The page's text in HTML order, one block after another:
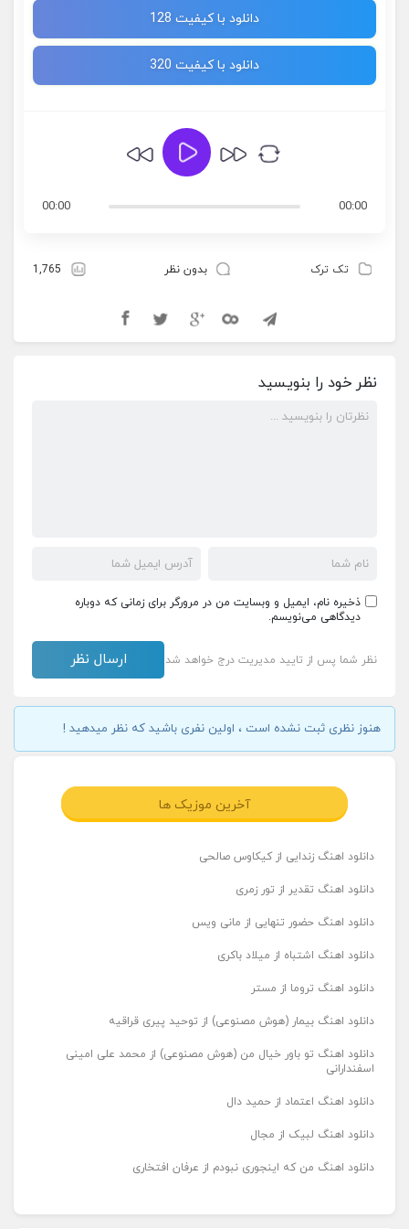
دانلود با کیفیت 128
دانلود با کیفیت 320
00:00
00:00
تک ترک بدون نظر 1,765
نظر خود را بنویسید
ذخیره نام، ایمیل و وبسایت من در مرورگر برای زمانی که دوباره
دیدگاهی می‌نویسم.
نظر شما پس از تایید مدیریت درج خواهد شد
هنوز نظری ثبت نشده است ، اولین نفری باشید که نظر میدهید !
آخرین موزیک ها
دانلود اهنگ زندایی از کیکاوس صالحی
دانلود اهنگ تقدیر از تور زمری
دانلود اهنگ حضور تنهایی از مانی ویس
دانلود اهنگ اشتباه از میلاد باکری
دانلود اهنگ تروما از مستر
دانلود اهنگ بیمار (هوش مصنوعی) از توحید پیری قراقیه
دانلود اهنگ تو باور خیال من (هوش مصنوعی) از محمد علی امینی
اسفندارانی
دانلود اهنگ اعتماد از حمید دال
دانلود اهنگ لبیک از مجال
دانلود اهنگ من که اینجوری نبودم از عرفان افتخاری